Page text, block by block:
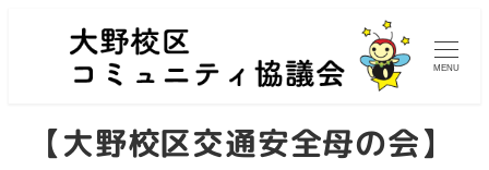
MENU
【大野校区交通安全母の会】